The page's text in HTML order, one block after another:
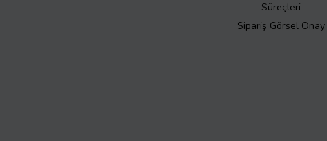
Süreçleri
Sipariş Görsel Onay